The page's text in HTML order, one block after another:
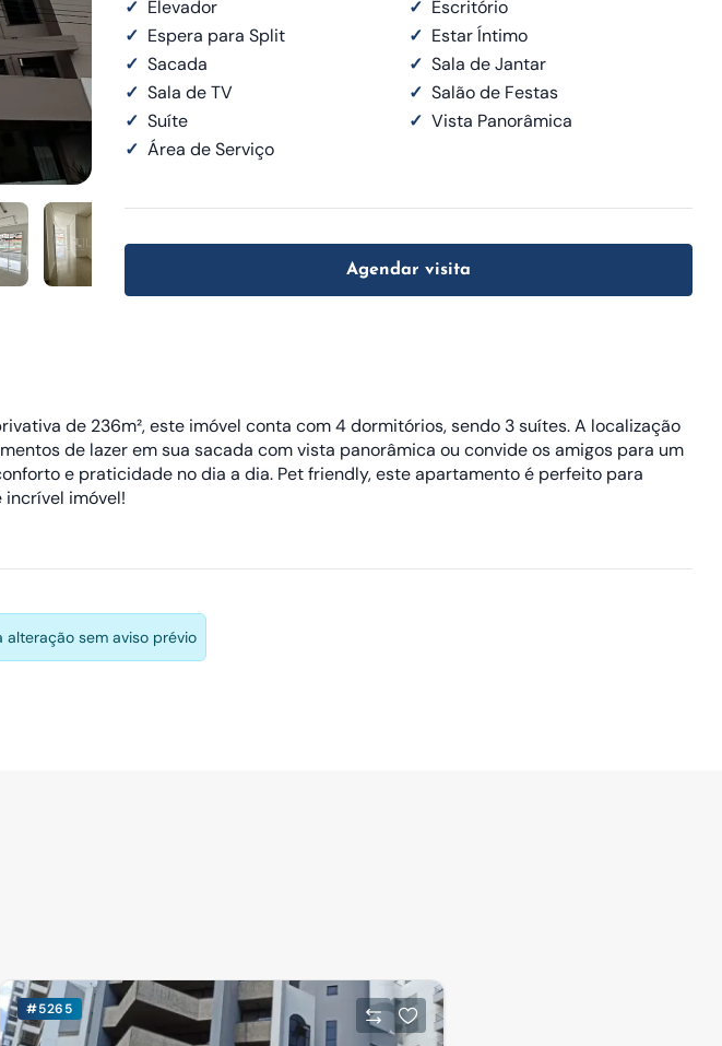
✓ Elevador ✓ Escritório
✓ Espera para Split ✓ Estar Íntimo
✓ Sacada ✓ Sala de Jantar
✓ Sala de TV ✓ Salão de Festas
✓ Suíte ✓ Vista Panorâmica
✓ Área de Serviço
Agendar visita
de 236m², este imóvel conta com 4 dormitórios, sendo 3 suítes. A localização
de lazer em sua sacada com vista panorâmica ou convide os amigos para um
e praticidade no dia a dia. Pet friendly, este apartamento é perfeito para
imóvel!
sem aviso prévio
#5265